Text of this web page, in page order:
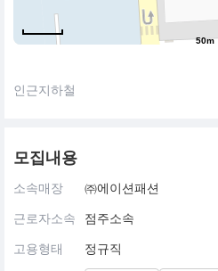
50m
인근지하철
모집내용
소속매장 ㈜에이션패션
근로자소속 점주소속
고용형태 정규직